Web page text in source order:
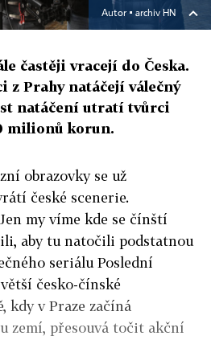
Autor ▪ archiv HN
častěji vracejí do Česka.
z Prahy natáčejí válečný
natáčení utratí tvůrci
milionů korun.
obrazovky se už
české scenerie.
my víme kde se čínští
aby tu natočili podstatnou
seriálu Poslední
česko-čínské
kdy v Praze začíná
zemí, přesouvá točit akční